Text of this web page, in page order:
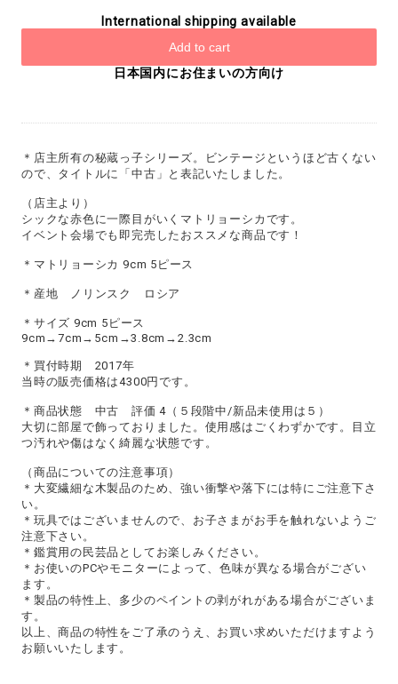
International shipping available
Add to cart
日本国内にお住まいの方向け
＊店主所有の秘蔵っ子シリーズ。ビンテージというほど古くない
ので、タイトルに「中古」と表記いたしました。
（店主より）
シックな赤色に一際目がいくマトリョーシカです。
イベント会場でも即完売したおススメな商品です！
＊マトリョーシカ 9cm 5ピース
＊産地 ノリンスク ロシア
＊サイズ 9cm 5ピース
9cm→7cm→5cm→3.8cm→2.3cm
＊買付時期 2017年
当時の販売価格は4300円です。
＊商品状態 中古 評価 4（５段階中/新品未使用は５）
大切に部屋で飾っておりました。使用感はごくわずかです。目立
つ汚れや傷はなく綺麗な状態です。
（商品についての注意事項）
＊大変繊細な木製品のため、強い衝撃や落下には特にご注意下さ
い。
＊玩具ではございませんので、お子さまがお手を触れないようご
注意下さい。
＊鑑賞用の民芸品としてお楽しみください。
＊お使いのPCやモニターによって、色味が異なる場合がござい
ます。
＊製品の特性上、多少のペイントの剥がれがある場合がございま
す。
以上、商品の特性をご了承のうえ、お買い求めいただけますよう
お願いいたします。